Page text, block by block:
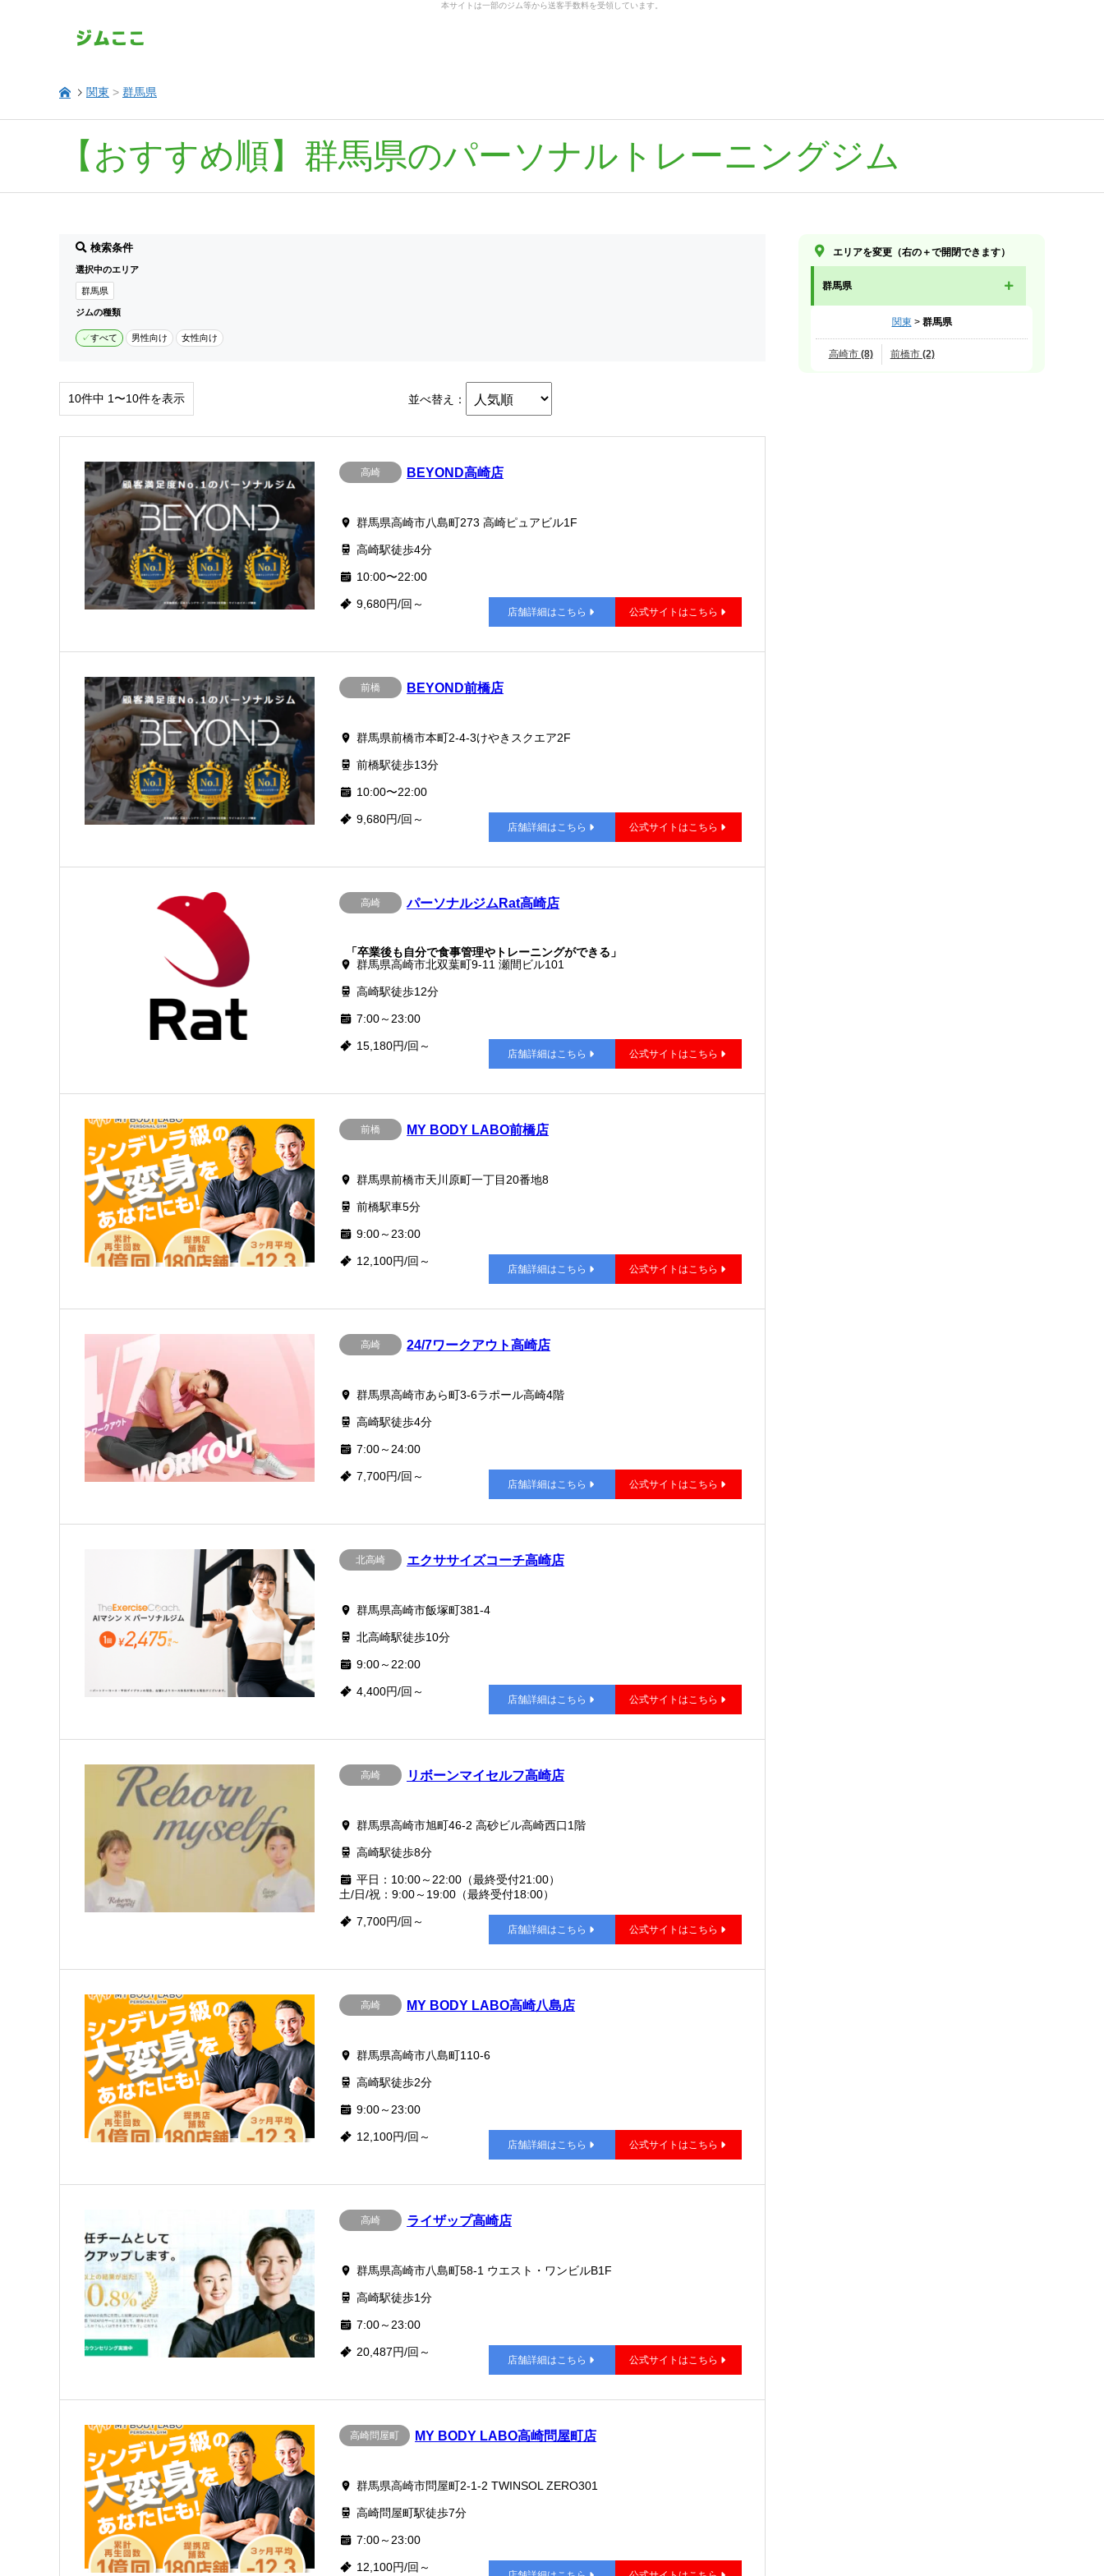
本サイトは一部のジム等から送客手数料を受領しています。
関東 > 群馬県
【おすすめ順】群馬県のパーソナルトレーニングジム
検索条件
選択中のエリア
群馬県
ジムの種類
すべて 男性向け 女性向け
10件中 1〜10件を表示 並べ替え：
高崎 BEYOND高崎店
群馬県高崎市八島町273 高崎ピュアビル1F
高崎駅徒歩4分
10:00〜22:00
9,680円/回～
店舗詳細はこちら 公式サイトはこちら
前橋 BEYOND前橋店
群馬県前橋市本町2-4-3けやきスクエア2F
前橋駅徒歩13分
10:00〜22:00
9,680円/回～
店舗詳細はこちら 公式サイトはこちら
高崎 パーソナルジムRat高崎店
「卒業後も自分で食事管理やトレーニングができる」
群馬県高崎市北双葉町9-11 瀬間ビル101
高崎駅徒歩12分
7:00～23:00
15,180円/回～
店舗詳細はこちら 公式サイトはこちら
前橋 MY BODY LABO前橋店
群馬県前橋市天川原町一丁目20番地8
前橋駅車5分
9:00～23:00
12,100円/回～
店舗詳細はこちら 公式サイトはこちら
高崎 24/7ワークアウト高崎店
群馬県高崎市あら町3-6ラポール高崎4階
高崎駅徒歩4分
7:00～24:00
7,700円/回～
店舗詳細はこちら 公式サイトはこちら
北高崎 エクササイズコーチ高崎店
群馬県高崎市飯塚町381-4
北高崎駅徒歩10分
9:00～22:00
4,400円/回～
店舗詳細はこちら 公式サイトはこちら
高崎 リボーンマイセルフ高崎店
群馬県高崎市旭町46-2 高砂ビル高崎西口1階
高崎駅徒歩8分
平日：10:00～22:00（最終受付21:00）
土/日/祝：9:00～19:00（最終受付18:00）
7,700円/回～
店舗詳細はこちら 公式サイトはこちら
高崎 MY BODY LABO高崎八島店
群馬県高崎市八島町110-6
高崎駅徒歩2分
9:00～23:00
12,100円/回～
店舗詳細はこちら 公式サイトはこちら
高崎 ライザップ高崎店
群馬県高崎市八島町58-1 ウエスト・ワンビルB1F
高崎駅徒歩1分
7:00～23:00
20,487円/回～
店舗詳細はこちら 公式サイトはこちら
高崎問屋町 MY BODY LABO高崎問屋町店
群馬県高崎市問屋町2-1-2 TWINSOL ZERO301
高崎問屋町駅徒歩7分
7:00～23:00
12,100円/回～
エリアを変更（右の＋で開閉できます）
群馬県
関東 > 群馬県
高崎市 (8) 前橋市 (2)